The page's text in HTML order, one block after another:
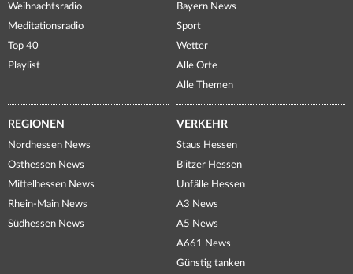
Weihnachtsradio
Meditationsradio
Top 40
Playlist
Bayern News
Sport
Wetter
Alle Orte
Alle Themen
REGIONEN
Nordhessen News
Osthessen News
Mittelhessen News
Rhein-Main News
Südhessen News
VERKEHR
Staus Hessen
Blitzer Hessen
Unfälle Hessen
A3 News
A5 News
A661 News
Günstig tanken